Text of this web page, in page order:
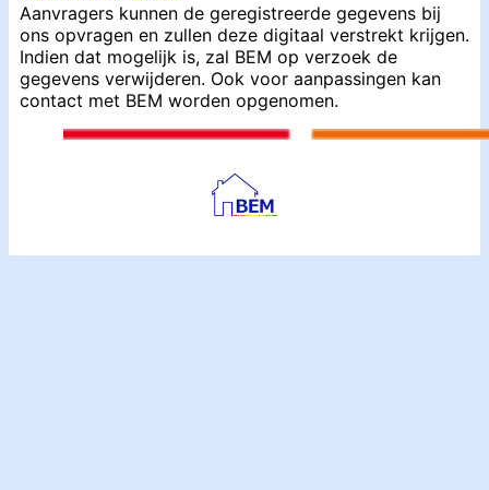
Aanvragers kunnen de geregistreerde gegevens bij
ons opvragen en zullen deze digitaal verstrekt krijgen.
Indien dat mogelijk is, zal BEM op verzoek de
gegevens verwijderen. Ook voor aanpassingen kan
contact met BEM worden opgenomen.